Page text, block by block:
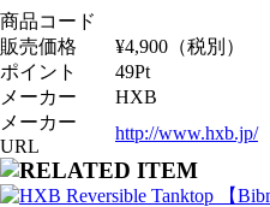
商品コード
販売価格
¥4,900 （税別）
ポイント
49Pt
メーカー
HXB
メーカー
URL
http://www.hxb.jp/